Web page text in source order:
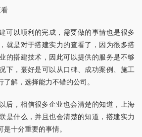
可以顺利的完成，需要做的事情也是很多
就是对于搭建实力的查看了，因为很多搭
的搭建技术，因此可以提供的服务是不够
下，蕞好是可以从口碑、成功案例、施工
解，选择能力不错的公司。
后，相信很多企业也会清楚的知道，上海
是什么，并且也会清楚的知道，搭建实力
十分重要的事情。